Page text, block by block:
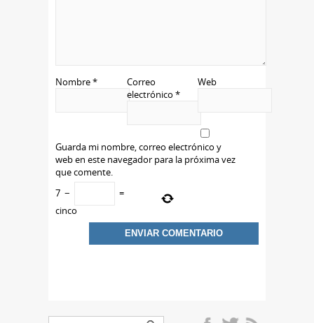
Nombre*
Correo
electrónico *
Web
Guarda mi nombre, correo electrónico y
web en este navegador para la próxima vez
que comente.
7 −
=
cinco